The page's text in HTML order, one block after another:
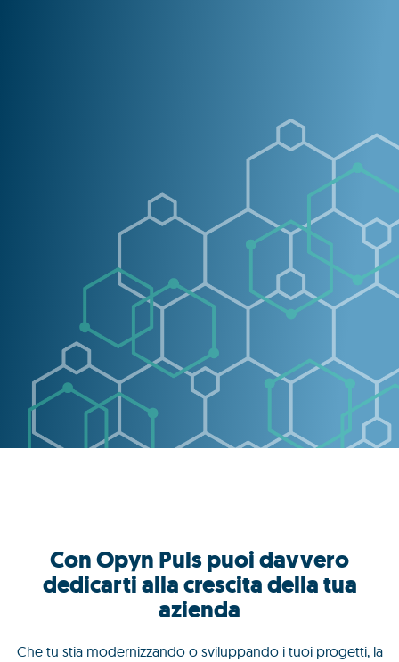
Con Opyn Puls puoi davvero
dedicarti alla crescita della tua
azienda
Che tu stia modernizzando o sviluppando i tuoi progetti, la